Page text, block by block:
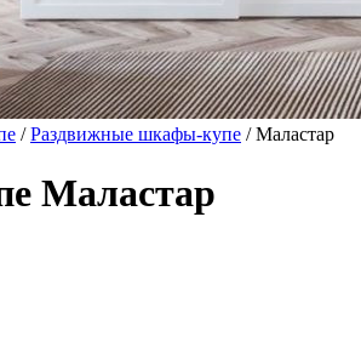
/Раздвижные шкафы-купе / Маластар
Маластар